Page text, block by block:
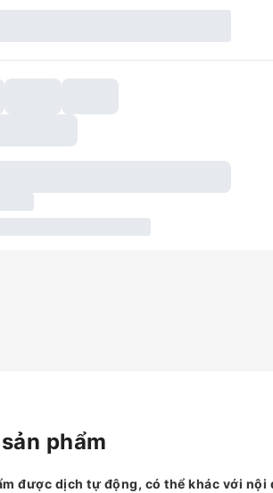
phẩm
được dịch tự động, có thể khác với